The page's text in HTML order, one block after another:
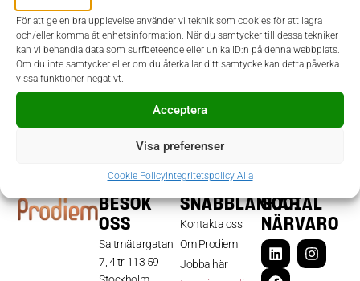
För att ge en bra upplevelse använder vi teknik som cookies för att lagra
och/eller komma åt enhetsinformation. När du samtycker till dessa tekniker
kan vi behandla data som surfbeteende eller unika ID:n på denna webbplats.
Om du inte samtycker eller om du återkallar ditt samtycke kan detta påverka
vissa funktioner negativt.
Acceptera
Visa preferenser
Cookie PolicyIntegritetspolicy Alla
Kandidater
BESÖK
OSS
Saltmätargatan
7, 4 tr 113 59
SNABBLÄNKAR
Kontakta oss
Om Prodiem
Jobba här
SOCIAL
NÄRVARO